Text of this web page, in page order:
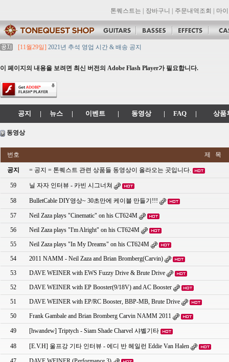
톤퀘스트는 장바구니 주문내역조회 마
[11월29일] 2021년 추석 영업 시간 & 배송 공지
[11월29일]2021년 설 영업 시간 & 배송 공지
[11월29일]
톤퀘스트 10월 휴무일 안내입니다.
이 페이지의 내용을 보려면 최신 버전의 Adobe Flash Player가 필요합니다.
공지 | 뉴스 | 이벤트 | 동영상 | FAQ | 상품
동영상
번호 제 목
공지 = 공지 = 톤퀘스트 관련 상품들 동영상이 올라오는 곳입니다.
59 닐 자자 인터뷰 - 카빈 시그너쳐
58 BulletCable DIY영상~ 30초만에 케이블 만들기!!!
57
Neil Zaza plays "Cinematic" on his CT624M
56
Neil Zaza plays "I'm Alright" on his CT624M
55
Neil Zaza plays "In My Dreams" on his CT624M
54
2011 NAMM - Neil Zaza and Brian Bromberg(Carvin)
53
DAVE WEINER with EWS Fuzzy Drive & Brute Drive
52
DAVE WEINER with EP Booster(9/18V) and AC Booster
51
DAVE WEINER with EP/RC Booster, BBP-MB, Brute Drive
50
Frank Gambale and Brian Bromberg Carvin NAMM 2011
49 [hwandew] Triptych - Siam Shade Charvel 샤벨기타
48 [E.V.H] 울프강 기타 인터뷰 - 에디 반 헤일런 Eddie Van Halen